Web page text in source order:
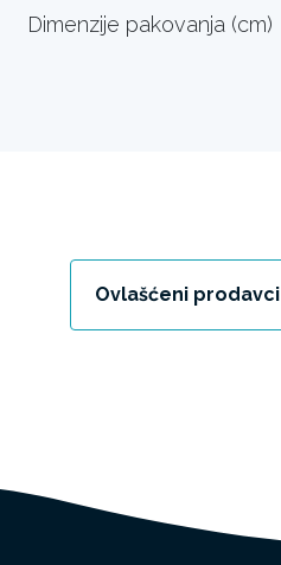
Dimenzije pakovanja (cm)
Ovlašćeni prodavci